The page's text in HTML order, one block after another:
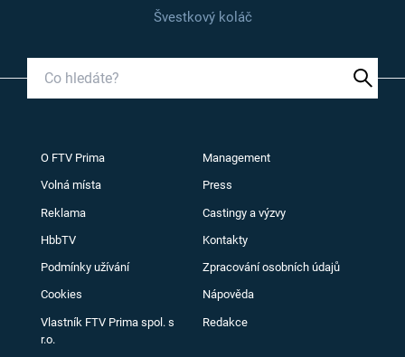
Švestkový koláč
O FTV Prima Management
Volná místa Press
Reklama Castingy a výzvy
HbbTV Kontakty
Podmínky užívání Zpracování osobních údajů
Cookies Nápověda
Vlastník FTV Prima spol. s
r.o.
Redakce